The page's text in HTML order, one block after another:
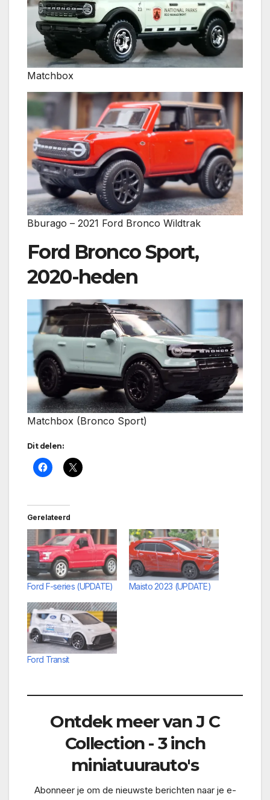
Matchbox
Bburago – 2021 Ford Bronco Wildtrak
Ford Bronco Sport,
2020-heden
Matchbox (Bronco Sport)
Dit delen:
Gerelateerd
Ford F-series (UPDATE) Maisto 2023 (UPDATE)
Ford Transit
Ontdek meer van J C
Collection - 3 inch
miniatuurauto's
Abonneer je om de nieuwste berichten naar je e-